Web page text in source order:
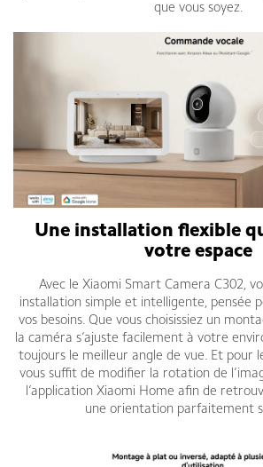
que vous soyez.
Une installation flexible
votre espace
Avec le Xiaomi Smart Camera C302,
installation simple et intelligente, pensée
vos besoins. Que vous choisissiez un
la caméra s’ajuste facilement à votre
toujours le meilleur angle de vue. Et pour
vous suffit de modifier la rotation de
l’application Xiaomi Home afin de
une orientation parfaitement